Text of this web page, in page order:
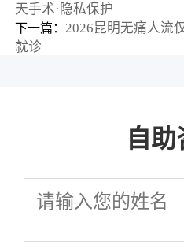
天手术·隐私保护
下一篇： 2026昆明无痛人流
就诊
自